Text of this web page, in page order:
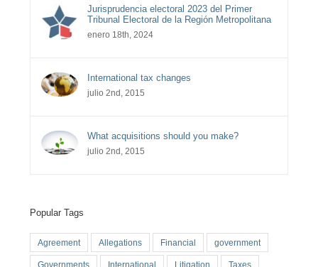
Jurisprudencia electoral 2023 del Primer
Tribunal Electoral de la Región Metropolitana
enero 18th, 2024
International tax changes
julio 2nd, 2015
What acquisitions should you make?
julio 2nd, 2015
Popular Tags
Agreement Allegations Financial government
Governments International Litigation Taxes